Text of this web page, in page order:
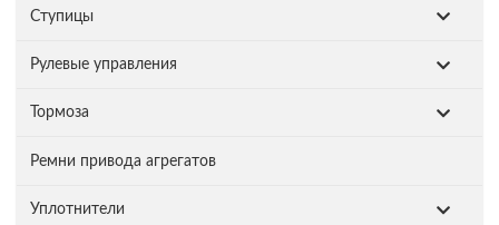
Ступицы
Рулевые управления
Тормоза
Ремни привода агрегатов
Уплотнители